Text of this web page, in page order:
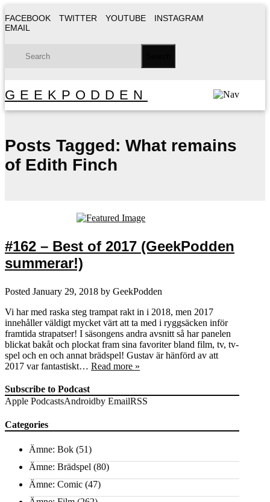
FACEBOOK TWITTER YOUTUBE
INSTAGRAM
EMAIL
GEEKPODDEN
Posts Tagged: What remains
of Edith Finch
#162 – Best of 2017 (GeekPodden
summerar!)
Posted January 29, 2018 by GeekPodden
Vi har med raska steg trampat rakt in i 2018, men 2017
innehåller väldigt mycket värt att ta med i ryggsäcken inför
framtida strapatser! I säsongens andra avsnitt så har panelen
blickat bakåt och plockat fram sina favoriter bland film, tv, tv-
spel och en och annat brädspel! Gustav är hänförd av att
2017 var fantastiskt… Read more »
Subscribe to Podcast
Apple PodcastsAndroidby EmailRSS
Categories
Ämne: Bok (51)
Ämne: Brädspel (80)
Ämne: Comic (47)